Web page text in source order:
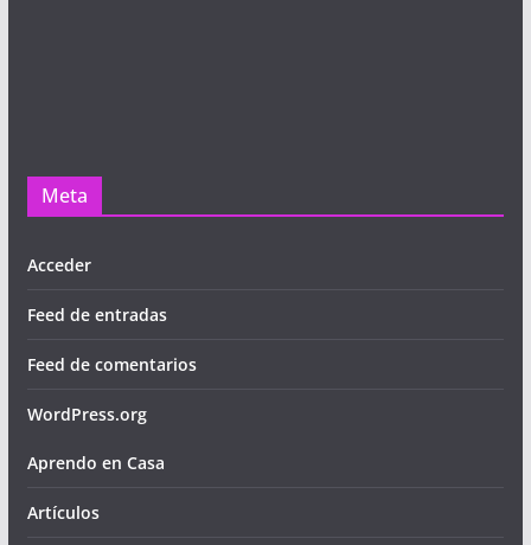
Meta
Acceder
Feed de entradas
Feed de comentarios
WordPress.org
Aprendo en Casa
Artículos